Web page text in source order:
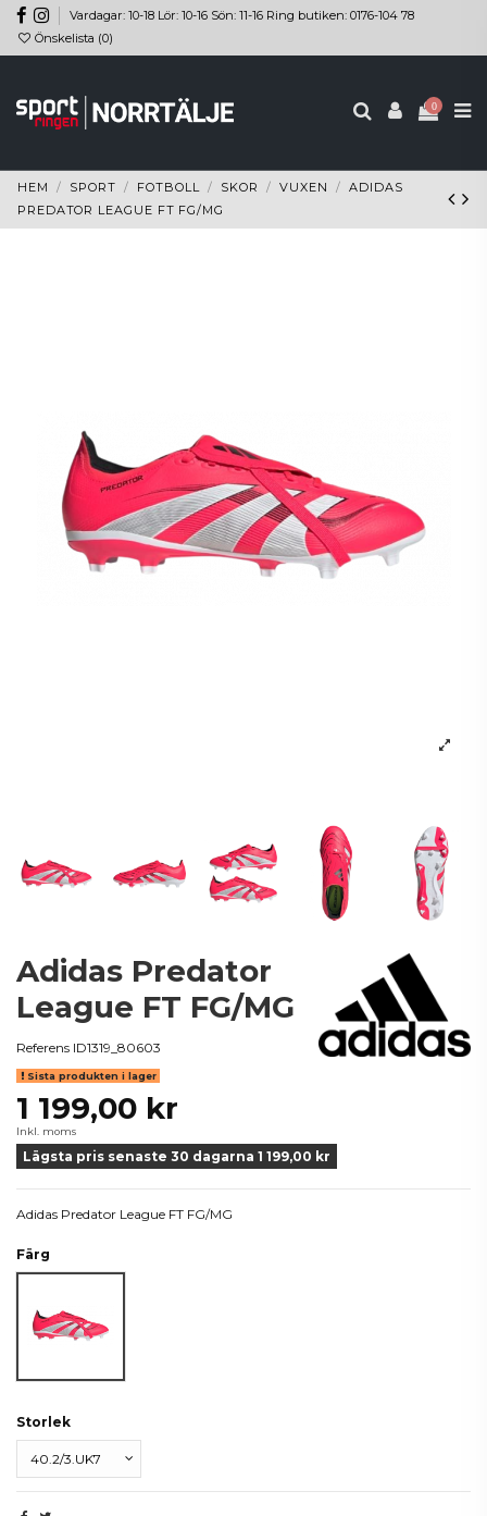
Vardagar: 10-18 Lör: 10-16 Sön: 11-16 Ring butiken: 0176-104 78
Önskelista (0)
0
HEM SPORT FOTBOLL SKOR VUXEN
ADIDAS
PREDATOR LEAGUE FT FG/MG
Adidas Predator
League FT FG/MG
Referens ID1319_80603
Sista produkten i lager
1 199,00 kr
Inkl. moms
Lägsta pris senaste 30 dagarna 1 199,00 kr
Adidas Predator League FT FG/MG
Färg
Storlek